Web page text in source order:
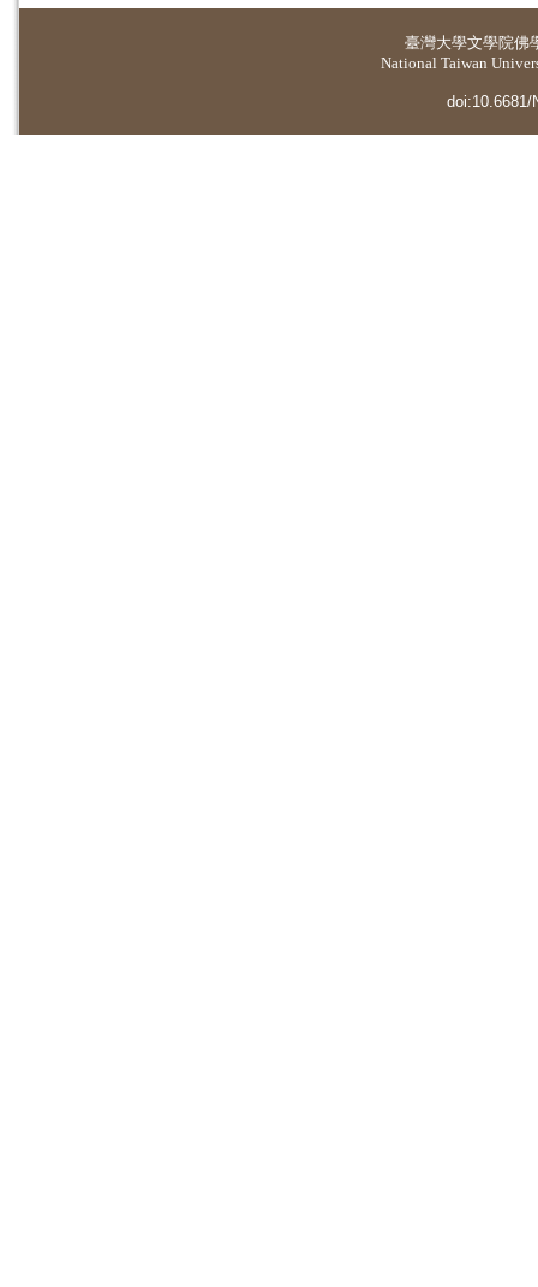
臺灣大學文學院佛
National Taiwan
doi:10.6681/